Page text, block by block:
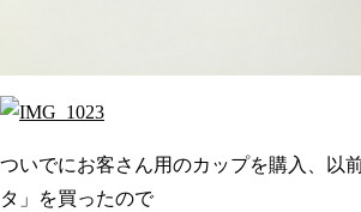
ついでにお客さん用のカップを購入、以
タ」を買ったので